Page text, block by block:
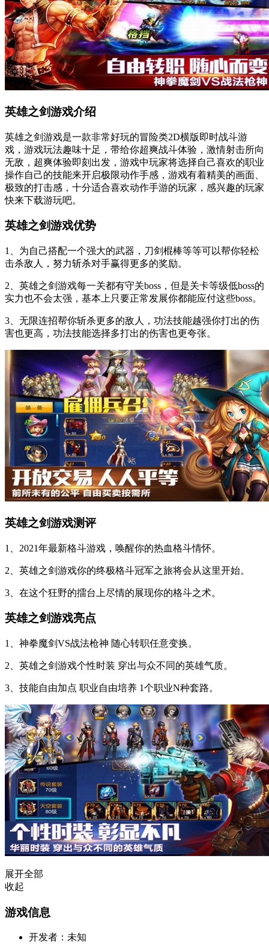
英雄之剑游戏介绍
英雄之剑游戏是一款非常好玩的冒险类2D横版即时战斗游
戏，游戏玩法趣味十足，带给你超爽战斗体验，激情射击所向
无敌，超爽体验即刻出发，游戏中玩家将选择自己喜欢的职业
操作自己的技能来开启极限动作手感，游戏有着精美的画面、
极致的打击感，十分适合喜欢动作手游的玩家，感兴趣的玩家
快来下载游玩吧。
英雄之剑游戏优势
1、为自己搭配一个强大的武器，刀剑棍棒等等可以帮你轻松
击杀敌人，努力斩杀对手赢得更多的奖励。
2、英雄之剑游戏每一关都有守关boss，但是关卡等级低boss的
实力也不会太强，基本上只要正常发展你都能应付这些boss。
3、无限连招帮你斩杀更多的敌人，功法技能越强你打出的伤
害也更高，功法技能选择多打出的伤害也更夸张。
英雄之剑游戏测评
1、2021年最新格斗游戏，唤醒你的热血格斗情怀。
2、英雄之剑游戏你的终极格斗冠军之旅将会从这里开始。
3、在这个狂野的擂台上尽情的展现你的格斗之术。
英雄之剑游戏亮点
1、神拳魔剑VS战法枪神 随心转职任意变换。
2、英雄之剑游戏个性时装 穿出与众不同的英雄气质。
3、技能自由加点 职业自由培养 1个职业N种套路。
展开全部
收起
游戏信息
开发者： 未知